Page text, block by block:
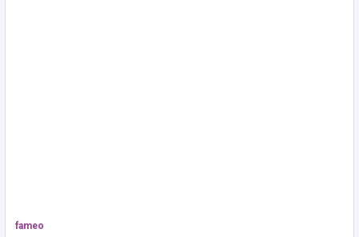
fameo